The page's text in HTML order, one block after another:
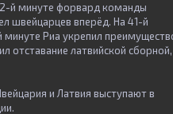
й минуте форвард команды
швейцарцев вперёд. На 41-й
Риа укрепил
отставание латвийской сборной,
и Латвия выступают в